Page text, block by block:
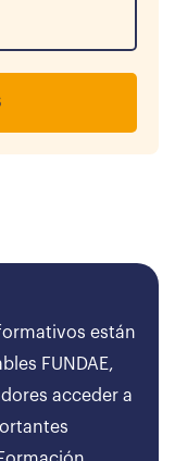
están
FUNDAE,
acceder a